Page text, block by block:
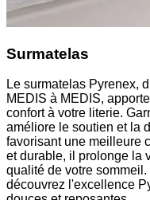
Surmatelas
Le surmatelas Pyrenex,
MEDIS à MEDIS,
confort à votre literie.
améliore le soutien et la
favorisant une meilleure
et durable, il prolonge la
qualité de votre
découvrez l'excellence